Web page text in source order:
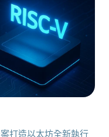
打造以太坊全新執行